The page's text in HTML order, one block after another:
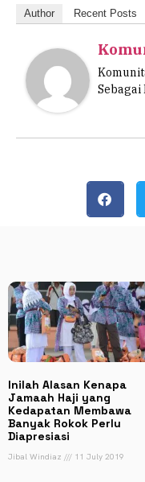
Author Recent Posts
Sebagai
Inilah Alasan Kenapa
Jamaah Haji yang
Kedapatan Membawa
Banyak Rokok Perlu
Diapresiasi
Jibal Windiaz 11 July 2019